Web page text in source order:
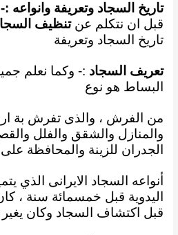
تاريخ السجاد وتعريفة وانواعه :-
قبل ان نتكلم عنتنظيف
تاريخ السجاد وتعريفة
تعريف السجاد :- وكما نعلم
البساط هو نوع
من الفرش ، والذى تفرش بة
والمنازل والشقق والفلل
الجدران للزينة والمحافظة
أنواعه السجاد الايرانى الذي
اليدوية قبل خمسمائة سنة ،
قبل اكتشاف السجاد وكان